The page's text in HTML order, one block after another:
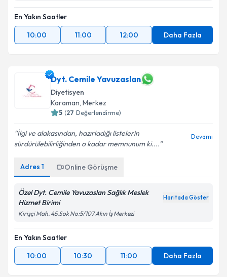
En Yakın Saatler
10:00
11:00 12:00 Daha Fazla
Dyt. Cemile Yavuzaslan
Diyetisyen
Karaman, Merkez
5 (27 Değerlendirme)
İlgi ve alakasından, hazırladığı listelerin
sürdürülebilirliğinden o kadar memnunum ki....
Devamı
Adres 1 Online Görüşme
Özel Dyt. Cemile Yavuzaslan Sağlık Meslek
Hizmet Birimi
Haritada Göster
Kirişçi Mah. 45.Sok No:5/107 Akın İş Merkezi
En Yakın Saatler
10:00
10:30 11:00 Daha Fazla